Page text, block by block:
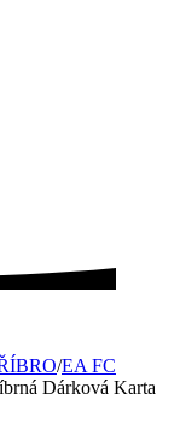
/EA FC
Dárková Karta